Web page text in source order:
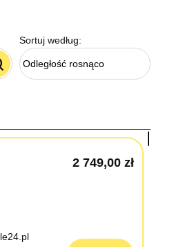
Sortuj według:
Odległość rosnąco
2 749,00 zł